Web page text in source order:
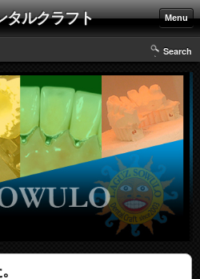
タルクラフト Menu
Search